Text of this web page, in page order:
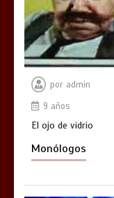
por admin
9 años
El ojo de vidrio
Monólogos